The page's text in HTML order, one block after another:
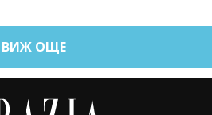
ВИЖ ОЩЕ